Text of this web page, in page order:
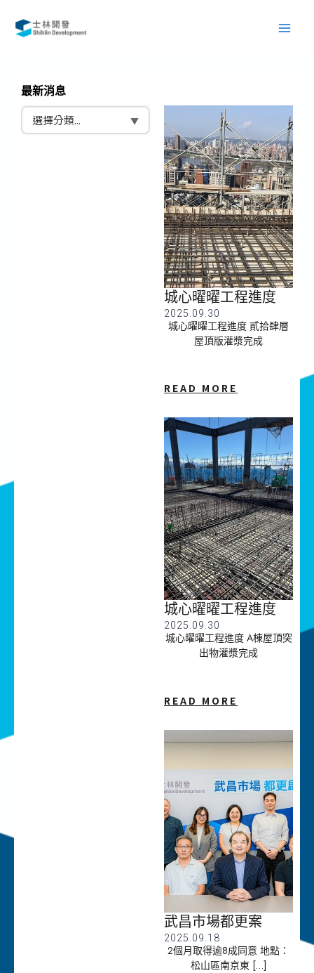
最新消息
城心曜曜工程進度
2025.09.30
城心曜曜工程進度 貳拾肆層
屋頂版灌漿完成
READ MORE
城心曜曜工程進度
2025.09.30
城心曜曜工程進度 A棟屋頂突
出物灌漿完成
READ MORE
武昌市場都更案
2025.09.18
2個月取得逾8成同意 地點：
松山區南京東 […]
頁
面 面 面
面
頁
面
面
頁
面 面
面
頁
面